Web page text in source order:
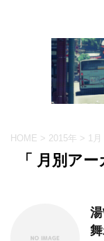
HOME > 2015年 > 1月
「 月別ア